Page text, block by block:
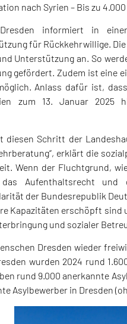
nach Syrien – Bis zu
informiert in
für Rückkehrwillige.
Unterstützung an. So
gefördert. Zudem ist eine
Anlass dafür ist,
zum 13. Januar 2025
diesen Schritt der
erklärt die
Wenn der Fluchtgrund,
Aufenthaltsrecht und
der Bundesrepublik
Kapazitäten erschöpft
und sozialer
Dresden wieder
wurden 2024 rund
rund 9.000 anerkannte
Asylbewerber in Dresden